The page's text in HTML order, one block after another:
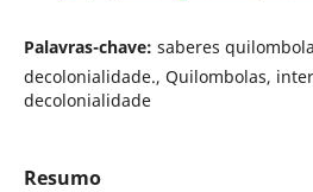
Palavras-chave: saberes
decolonialidade., Quilombolas,
decolonialidade
Resumo